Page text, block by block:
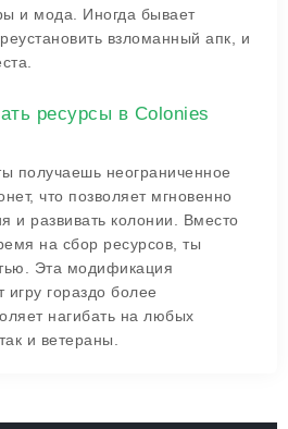
и мода. Иногда бывает
взломанный апк, и
ресурсы в Colonies
получаешь неограниченное
что позволяет мгновенно
и развивать колонии. Вместо
на сбор ресурсов, ты
Эта модификация
игру гораздо более
нагибать на любых
и ветераны.